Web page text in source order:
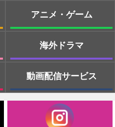
アニメ・ゲーム
海外ドラマ
動画配信サービス